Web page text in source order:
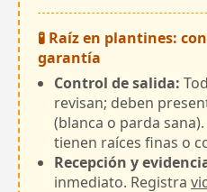
🧪 Raíz en plantines:
garantía
Control de salida:
revisan; deben
(blanca o parda
tienen raíces finas o
Recepción y
inmediato. Registra